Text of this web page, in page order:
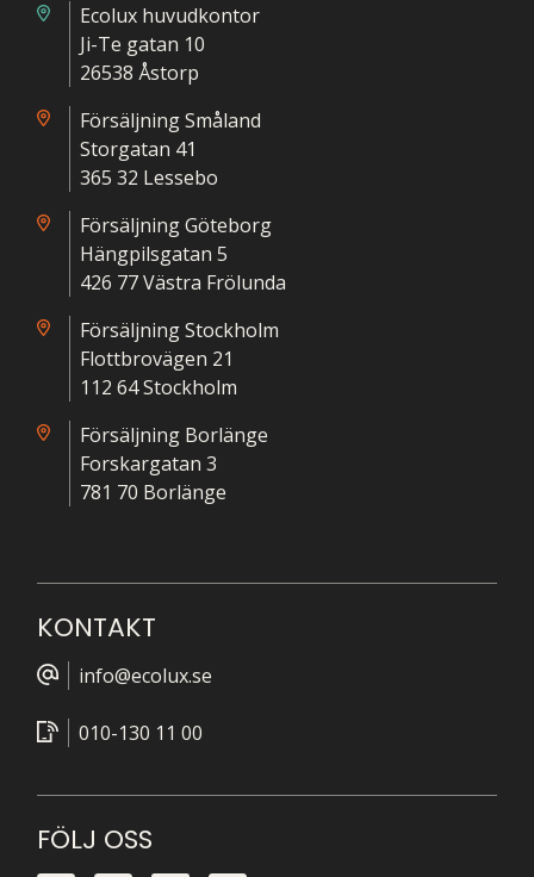
Ecolux huvudkontor
Ji-Te gatan 10
26538 Åstorp
Försäljning Småland
Storgatan 41
365 32 Lessebo
Försäljning Göteborg
Hängpilsgatan 5
426 77 Västra Frölunda
Försäljning Stockholm
Flottbrovägen 21
112 64 Stockholm
Försäljning Borlänge
Forskargatan 3
781 70 Borlänge
KONTAKT
info@ecolux.se
010-130 11 00
FÖLJ OSS